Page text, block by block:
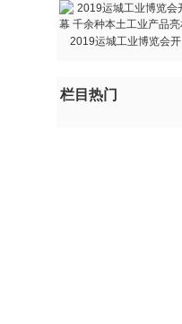
2019运城工业博览会开
栏目热门